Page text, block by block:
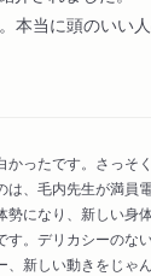
本当に頭のいい
かったです。さっそ
は、毛内先生が満員
勢になり、新しい身
す。デリカシーのな
、新しい動きをじゃ